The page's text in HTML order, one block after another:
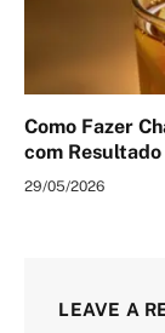
Como Fazer
com
29/05/2026
LEAVE A